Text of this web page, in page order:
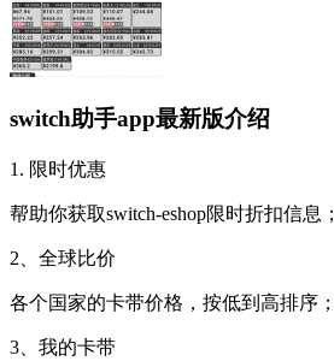
switch助手app最新版介绍
1. 限时优惠
帮助你获取switch-eshop限时折扣信息；
2、全球比价
各个国家的卡带价格，按低到高排序；
3、我的卡带